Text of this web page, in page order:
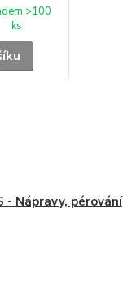
>100
ks
- Nápravy, pérování